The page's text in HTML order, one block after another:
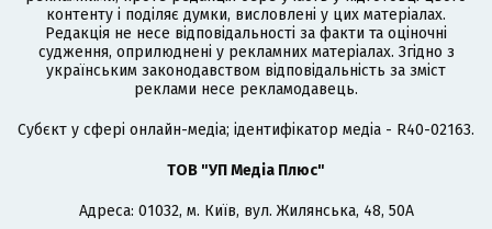
контенту і поділяє думки, висловлені у цих матеріалах.
Редакція не несе відповідальності за факти та оціночні
судження, оприлюднені у рекламних матеріалах. Згідно з
українським законодавством відповідальність за зміст
реклами несе рекламодавець.
Cубєкт у сфері онлайн-медіа; ідентифікатор медіа - R40-02163.
ТОВ "УП Медіа Плюс"
Адреса: 01032, м. Київ, вул. Жилянська, 48, 50А